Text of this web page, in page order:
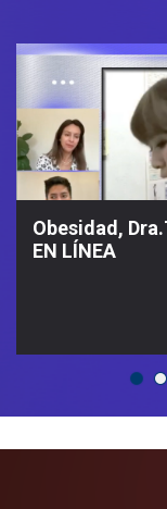
Obesidad,
EN LÍNEA